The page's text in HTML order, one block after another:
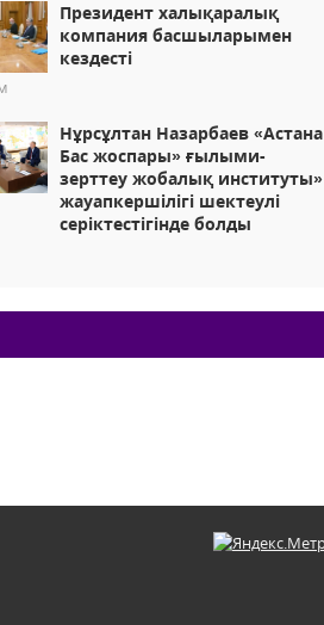
Президент халықаралық
компания басшыларымен
кездесті
Нұрсұлтан Назарбаев «Астана
Бас жоспары» ғылыми-
зерттеу жобалық институты»
жауапкершілігі шектеулі
серіктестігінде болды